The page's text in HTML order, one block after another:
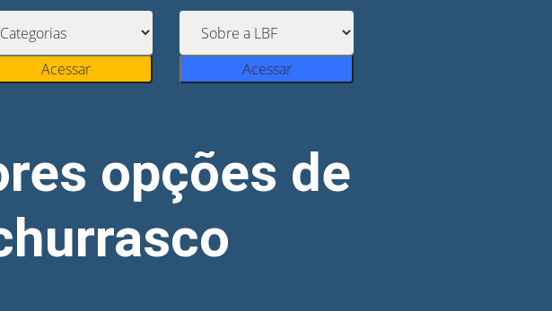
Acessar Acessar
opções de